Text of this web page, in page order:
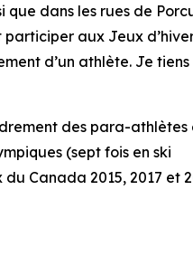
dans les rues de
participer aux Jeux
d’un athlète. Je
des para-
(sept fois en ski
Canada 2015, 2017 et